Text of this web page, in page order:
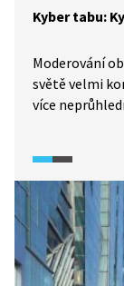
Kyber tabu:
Moderování
světě velmi
více
zatím neví, jak